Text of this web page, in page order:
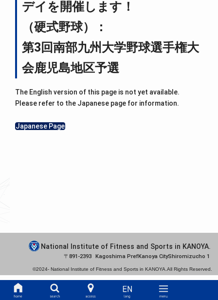
デイを開催します！
（硬式野球）：
第3回南部九州大学野球選手権大
会鹿児島地区予選
The English version of this page is not yet available.
Please refer to the Japanese page for information.
Japanese Page
National Institute of Fitness and Sports in KANOYA.
891-2393 Kagoshima PrefKanoya CityShiromizucho 1
©2024- National Institute of Fitness and Sports in KANOYA.All Rights Reserved.